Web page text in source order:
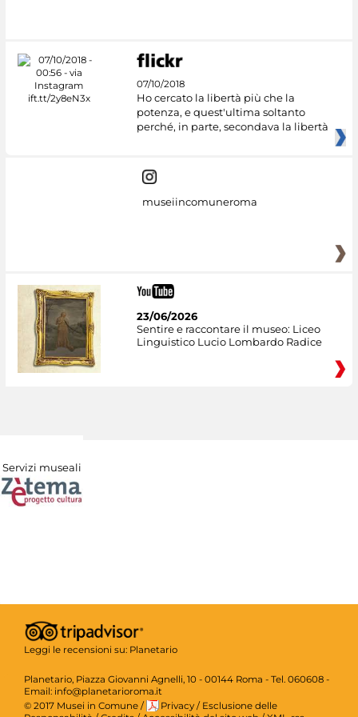
07/10/2018
Ho cercato la libertà più che la
potenza, e quest'ultima soltanto
perché, in parte, secondava la libertà
museiincomuneroma
23/06/2026
Sentire e raccontare il museo: Liceo
Linguistico Lucio Lombardo Radice
Servizi museali
Leggi le recensioni su: Planetario
Planetario, Piazza Giovanni Agnelli, 10 - 00144 Roma - Tel. 060608 -
Email: info@planetarioroma.it
© 2017 Musei in Comune / Privacy / Esclusione delle